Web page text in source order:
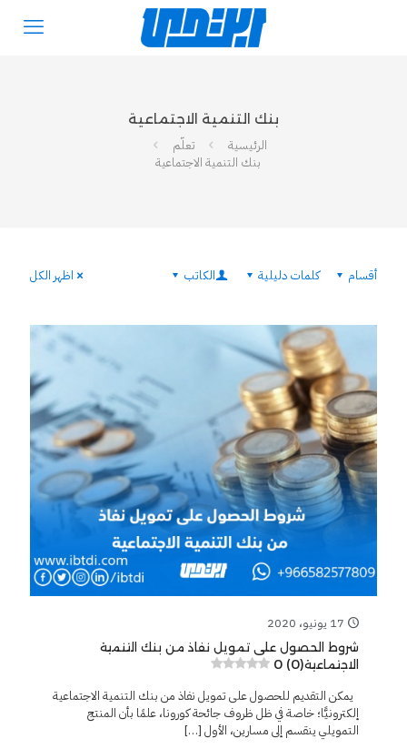
بنك التنمية الاجتماعية
الرئيسية
تعلّم
بنك التنمية الاجتماعية
أقسام كلمات دليلية الكاتب اظهر الكل
17 يونيو، 2020
شروط الحصول على تمويل نفاذ من بنك التنمية
الاجتماعية0 (0)
يمكن التقديم للحصول على تمويل نفاذ من بنك التنمية الاجتماعية
إلكترونيًّا؛ خاصة في ظل ظروف جائحة كورونا، علمًا بأن المنتج
التمويلي ينقسم إلى مسارين، الأول […]